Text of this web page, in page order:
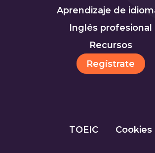
Aprendizaje de
Inglés profesional
Recursos
Regístrate
TOEIC Cookies